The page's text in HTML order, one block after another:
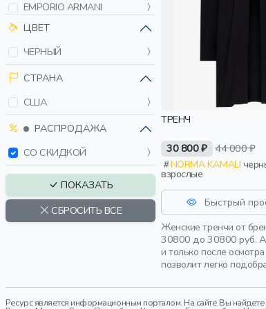
EMPORIO ARMANI
ENFANTS RICHES
DÉPRIMÉS
ERMANNO FIRENZE
KANZLER
LIU JO
PESERICO
PINKO
PODIUM
SELA
SFILATO
ЦВЕТ
ЧЕРНЫЙ
СТРАНА
США
РАСПРОДАЖА
СО СКИДКОЙ
ПОКАЗАТЬ
СБРОСИТЬ ВСЕ
ТРЕНЧ
30 800 ₽ 44 000 ₽
NORMA KAMALI
взрослые
Быстрый
Женские тренчи от
30800 до 30800 руб.
и только после
позволит легко
Ресурс является информационным порталом. На сайте Вы